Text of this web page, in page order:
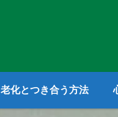
老化とつき合う方法